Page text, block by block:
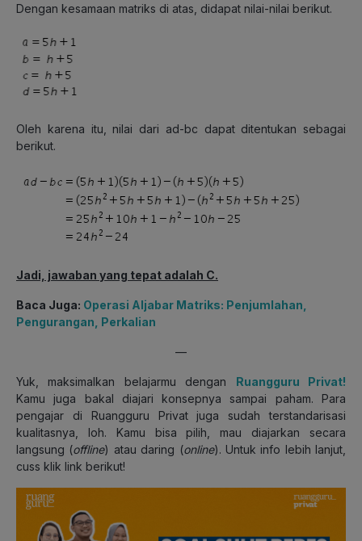
Dengan kesamaan matriks di atas, didapat nilai-nilai berikut.
Oleh karena itu, nilai dari ad-bc dapat ditentukan sebagai
berikut.
Jadi, jawaban yang tepat adalah C.
Baca Juga: Operasi Aljabar Matriks: Penjumlahan,
Pengurangan, Perkalian
—
Yuk, maksimalkan belajarmu dengan Ruangguru Privat!
Kamu juga bakal diajari konsepnya sampai paham. Para
pengajar di Ruangguru Privat juga sudah terstandarisasi
kualitasnya, loh. Kamu bisa pilih, mau diajarkan secara
langsung (offline) atau daring (online). Untuk info lebih lanjut,
cuss klik link berikut!